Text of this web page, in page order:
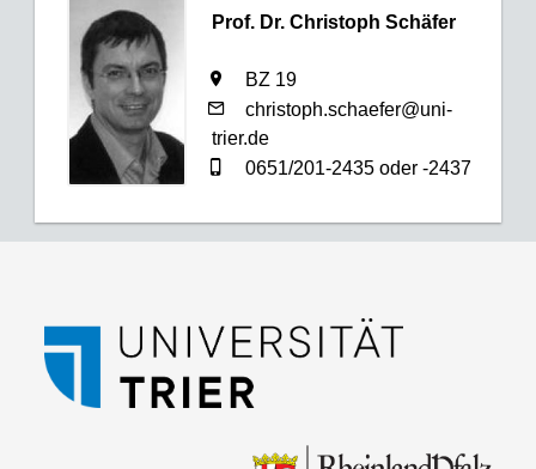
Prof. Dr. Christoph Schäfer
BZ 19
christoph.schaefer@uni-
trier.de
0651/201-2435 oder -2437